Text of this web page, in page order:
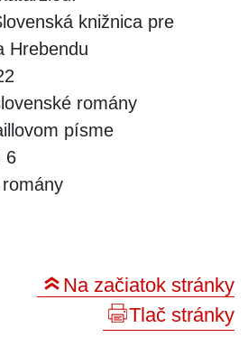
knižnica pre
Hrebendu
romány
písme
6
Na začiatok stránky
Tlač stránky